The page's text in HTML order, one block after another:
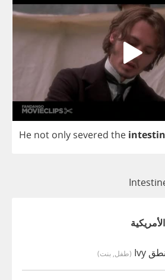
He not only severed the
(طفل, بنت)